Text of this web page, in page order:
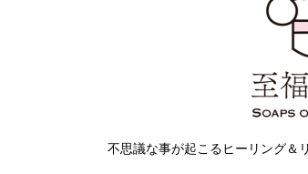
不思議な事が起こるヒーリング＆